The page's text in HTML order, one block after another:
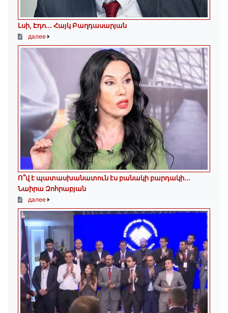
Լսի, Էդո․․․ Հայկ Բաղդասարյան
далее
Ո՞վ է պատասխանատուն էս բանակի բարդակի․․․
Նաիրա Զոհրաբյան
далее